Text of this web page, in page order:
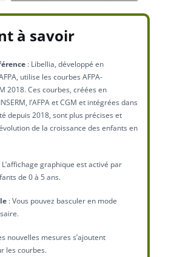
à savoir
: Libellia, développé en
utilise les courbes AFPA-
2018. Ces courbes, créées en
l’AFPA et CGM et intégrées dans
depuis 2018, sont plus précises et
de la croissance des enfants en
graphique est activé par
de 0 à 5 ans.
: Vous pouvez basculer en mode
nouvelles mesures s’ajoutent
les courbes.